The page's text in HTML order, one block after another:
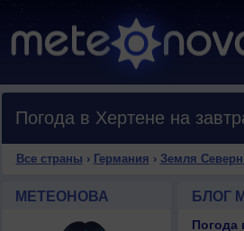
Погода в Хертене на
Все страны › Германия › Земля
МЕТЕОНОВА БЛОГ